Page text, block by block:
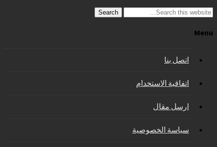
Search
Menu
اتصل بنا
اتفاقية الاستخدام
ارسل مقال
سياسة الخصوصية